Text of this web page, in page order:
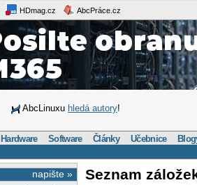
HDmag.cz AbcPráce.cz
AbcLinuxu hledá autory!
Hardware Software Články Učebnice
napište » Seznam